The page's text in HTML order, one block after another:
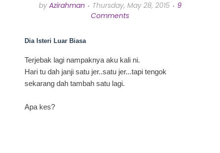
by Azirahman Thursday, May 28, 2015
9
Comments
Dia Isteri Luar Biasa
Terjebak lagi nampaknya aku kali ni.
Hari tu dah janji satu jer..satu jer...tapi tengok
sekarang dah tambah satu lagi.
Apa kes?